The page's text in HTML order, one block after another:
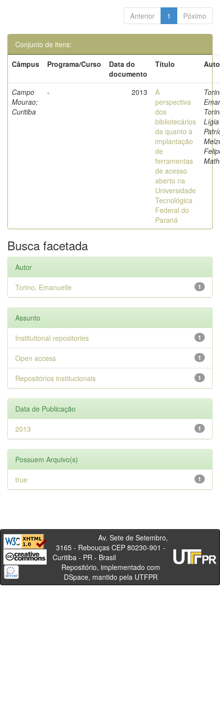
Anterior 1 Póximo
Conjunto de itens:
Câmpus
Programa/Curso
Data do
documento
Título
Campo
Mourao;
Curitiba
- 2013
A
perspectiva
dos
bibliotecários
da quanto à
implantação
de
ferramentas
de acesso
aberto na
Universidade
Tecnológica
Federal do
Paraná
Lígia
Busca facetada
Autor
1
Torino, Emanuelle
Assunto
1
Institutional repositories
1
Open access
1
Repositórios institucionais
Data de Publicação
1
2013
Possuem Arquivo(s)
1
true
Av. Sete de Setembro,
3165 - Rebouças CEP 80230-901 -
Curitiba - PR - Brasil
Repositório, implementado com
DSpace, mantido pela UTFPR